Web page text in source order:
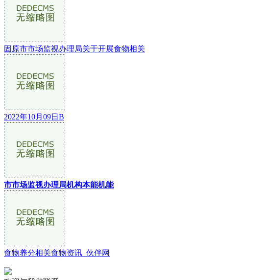
固原市市场监视办理局关于开展食物相关
2022年10月09日B
市市场监视办理局机构本能机能
食物养分相关食物资讯_伙伴网